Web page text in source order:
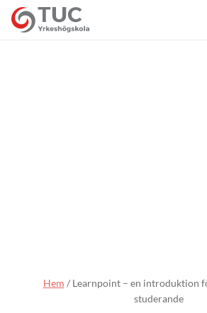
Hem / Learnpoint – en introduktion
studerande